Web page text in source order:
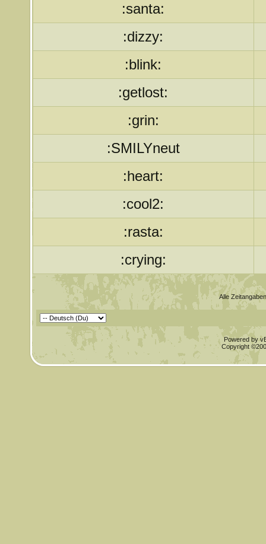
:santa:
:dizzy:
:blink:
:getlost:
:grin:
:SMILYneut
:heart:
:cool2:
:rasta:
:crying:
Alle
Powered by
Copyright